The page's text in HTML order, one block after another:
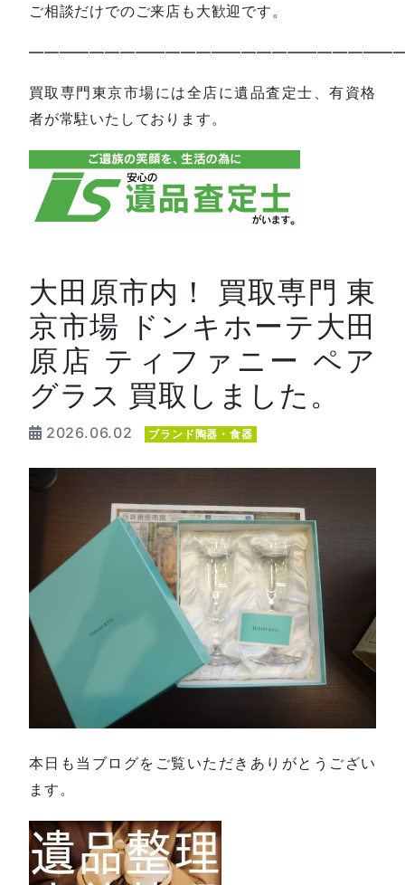
ご相談だけでのご来店も大歓迎です。
買取専門東京市場には全店に遺品査定士、有資格
者が常駐いたしております。
大田原市内！ 買取専門 東
京市場 ドンキホーテ大田
原店 ティファニー ペア
グラス 買取しました。
2026.06.02 ブランド陶器・食器
本日も当ブログをご覧いただきありがとうござい
ます。